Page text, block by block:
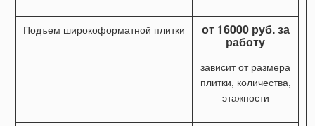
Подъем широкоформатной плитки от 16000 руб. за
работу
зависит от размера
плитки, количества,
этажности